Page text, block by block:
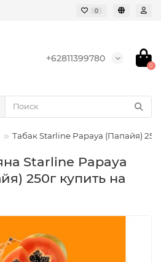
0
+62811399780
0
Табак Starline Papaya (Папайя)
Starline Papaya
250г купить на